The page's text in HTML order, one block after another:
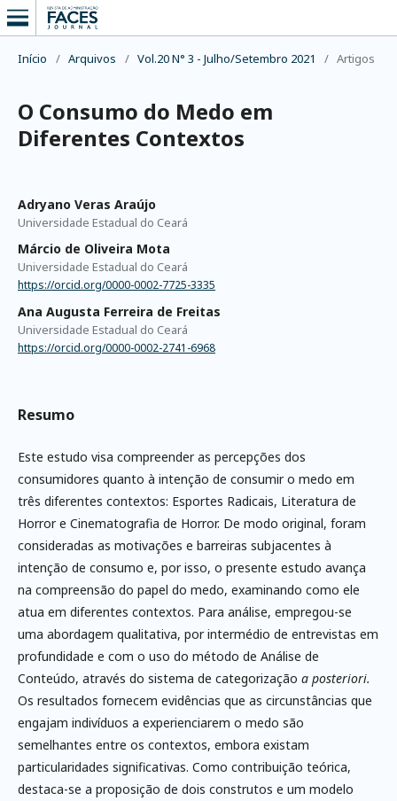
Início / Arquivos / Vol.20 N° 3 - Julho/Setembro 2021 / Artigos
O Consumo do Medo em
Diferentes Contextos
Adryano Veras Araújo
Universidade Estadual do Ceará
Márcio de Oliveira Mota
Universidade Estadual do Ceará
https://orcid.org/0000-0002-7725-3335
Ana Augusta Ferreira de Freitas
Universidade Estadual do Ceará
https://orcid.org/0000-0002-2741-6968
Resumo
Este estudo visa compreender as percepções dos
consumidores quanto à intenção de consumir o medo em
três diferentes contextos: Esportes Radicais, Literatura de
Horror e Cinematografia de Horror. De modo original, foram
consideradas as motivações e barreiras subjacentes à
intenção de consumo e, por isso, o presente estudo avança
na compreensão do papel do medo, examinando como ele
atua em diferentes contextos. Para análise, empregou-se
uma abordagem qualitativa, por intermédio de entrevistas em
profundidade e com o uso do método de Análise de
Conteúdo, através do sistema de categorização a posteriori.
Os resultados fornecem evidências que as circunstâncias que
engajam indivíduos a experienciarem o medo são
semelhantes entre os contextos, embora existam
particularidades significativas. Como contribuição teórica,
destaca-se a proposição de dois construtos e um modelo